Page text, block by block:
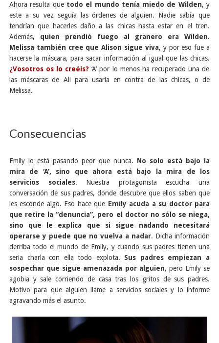
Ahora resulta quetodo el mundo tenía miedo de Wilden, y
este a su vez seguía las órdenes de alguien. Nadie sabía que
tendrían que hacerles daño a las chicas hasta estar en el tren.
Además, quien prendió fuego al granero era Wilden.
Melissa también cree que Alison sigue viva, y por eso fue a
hacerse la máscara, para sacar información al igual que las chicas.
¿Vosotros os lo creéis? ‘A’ por lo menos ha recuperado una de
las máscaras de Ali para usarla en contra de las chicas, o de
Melissa.
Consecuencias
Emily lo está pasando peor que nunca. No solo está bajo la
mira de ‘A’, sino que ahora está bajo la mira de los
servicios sociales. Nuestra protagonista escucha una
conversación de sus padres, donde descubre que ellos saben que
les esconde algo. Eso hace que Emily acuda a su doctor para
que retire la “denuncia”, pero el doctor no sólo se niega,
sino que le explica que si sigue nadando necesitará
operarse y puede que no vuelva a nadar. Dicha información
derriba todo el mundo de Emily, y cuando sus padres tienen una
seria charla con ella todo explota. Sus padres empiezan a
sospechar que sigue amenazada por alguien, pero Emily se
agobia y sale corriendo de casa tras los gritos de sus padres.
Motivo para que alguien llame a servicios sociales y lo informe
agravando más el asunto.